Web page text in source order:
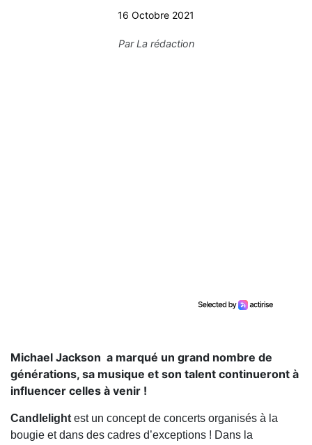
16 Octobre 2021
ParLa rédaction
Michael Jackson a marqué un grand nombre de
générations, sa musique et son talent continueront à
influencer celles à venir !
Candlelight est un concept de concerts organisés à la
bougie et dans des cadres d’exceptions ! Dans la